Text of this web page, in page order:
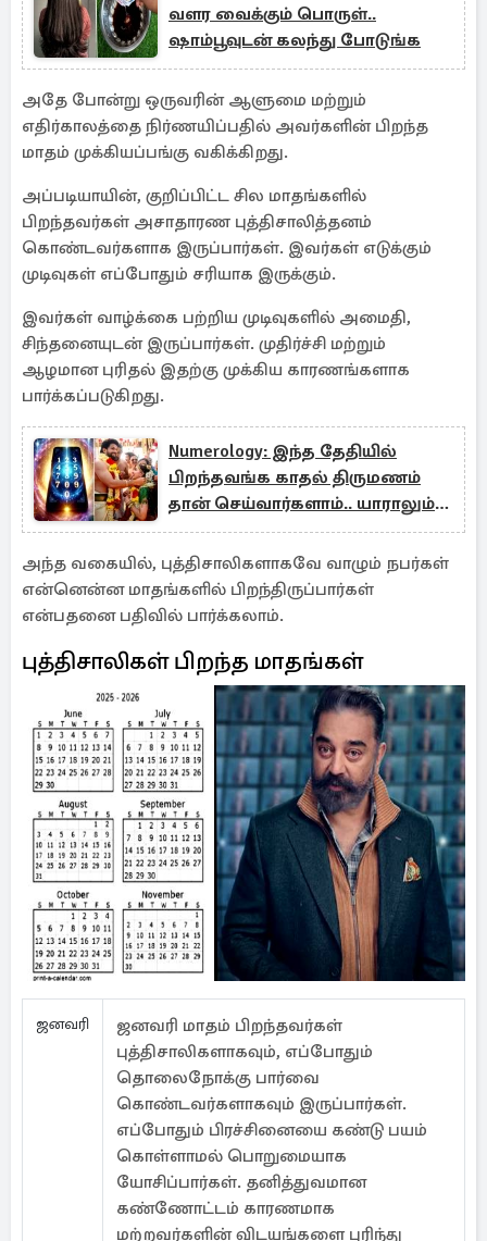
வளர வைக்கும் பொருள்..
ஷாம்பூவுடன் கலந்து போடுங்க
அதே போன்று ஒருவரின் ஆளுமை மற்றும்
எதிர்காலத்தை நிர்ணயிப்பதில் அவர்களின் பிறந்த
மாதம் முக்கியப்பங்கு வகிக்கிறது.
அப்படியாயின், குறிப்பிட்ட சில மாதங்களில்
பிறந்தவர்கள் அசாதாரண புத்திசாலித்தனம்
கொண்டவர்களாக இருப்பார்கள். இவர்கள் எடுக்கும்
முடிவுகள் எப்போதும் சரியாக இருக்கும்.
இவர்கள் வாழ்க்கை பற்றிய முடிவுகளில் அமைதி,
சிந்தனையுடன் இருப்பார்கள். முதிர்ச்சி மற்றும்
ஆழமான புரிதல் இதற்கு முக்கிய காரணங்களாக
பார்க்கப்படுகிறது.
Numerology: இந்த தேதியில்
பிறந்தவங்க காதல் திருமணம்
தான் செய்வார்களாம்.. யாராலும்
தடுக்க முடியாது!
அந்த வகையில், புத்திசாலிகளாகவே வாழும் நபர்கள்
என்னென்ன மாதங்களில் பிறந்திருப்பார்கள்
என்பதனை பதிவில் பார்க்கலாம்.
புத்திசாலிகள் பிறந்த மாதங்கள்
ஜனவரி
ஜனவரி மாதம் பிறந்தவர்கள்
புத்திசாலிகளாகவும், எப்போதும்
தொலைநோக்கு பார்வை
கொண்டவர்களாகவும் இருப்பார்கள்.
எப்போதும் பிரச்சினையை கண்டு பயம்
கொள்ளாமல் பொறுமையாக
யோசிப்பார்கள். தனித்துவமான
கண்ணோட்டம் காரணமாக
மற்றவர்களின் விடயங்களை புரிந்து